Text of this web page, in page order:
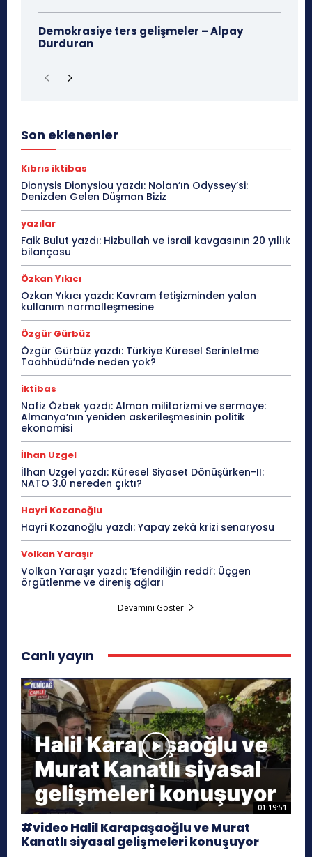
Demokrasiye ters gelişmeler – Alpay
Durduran
Son eklenenler
Kıbrıs iktibas
Dionysis Dionysiou yazdı: Nolan’ın Odyssey’si:
Denizden Gelen Düşman Biziz
yazılar
Faik Bulut yazdı: Hizbullah ve İsrail kavgasının 20 yıllık
bilançosu
Özkan Yıkıcı
Özkan Yıkıcı yazdı: Kavram fetişizminden yalan
kullanım normalleşmesine
Özgür Gürbüz
Özgür Gürbüz yazdı: Türkiye Küresel Serinletme
Taahhüdü’nde neden yok?
iktibas
Nafiz Özbek yazdı: Alman militarizmi ve sermaye:
Almanya’nın yeniden askerileşmesinin politik
ekonomisi
İlhan Uzgel
İlhan Uzgel yazdı: Küresel Siyaset Dönüşürken-II:
NATO 3.0 nereden çıktı?
Hayri Kozanoğlu
Hayri Kozanoğlu yazdı: Yapay zekâ krizi senaryosu
Volkan Yaraşır
Volkan Yaraşır yazdı: ‘Efendiliğin reddi’: Üçgen
örgütlenme ve direniş ağları
Devamını Göster
Canlı yayın
01:19:51
#video Halil Karapaşaoğlu ve Murat
Kanatlı siyasal gelişmeleri konuşuyor